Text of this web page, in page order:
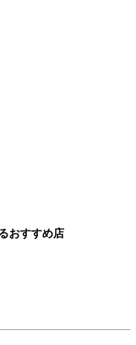
おすすめ店